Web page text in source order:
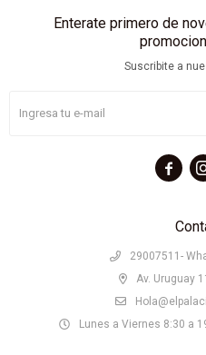
29007511-
Av. Uruguay
Lunes a Viernes 8:30 a
Enterate primero de
Suscribite a
